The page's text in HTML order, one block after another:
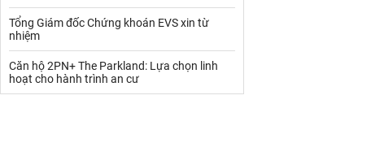
VLXD khác Xăng dầu
Xi măng - Clynker
Tổng Giám đốc Chứng khoán EVS xin từ
nhiệm
Căn hộ 2PN+ The Parkland: Lựa chọn linh
hoạt cho hành trình an cư